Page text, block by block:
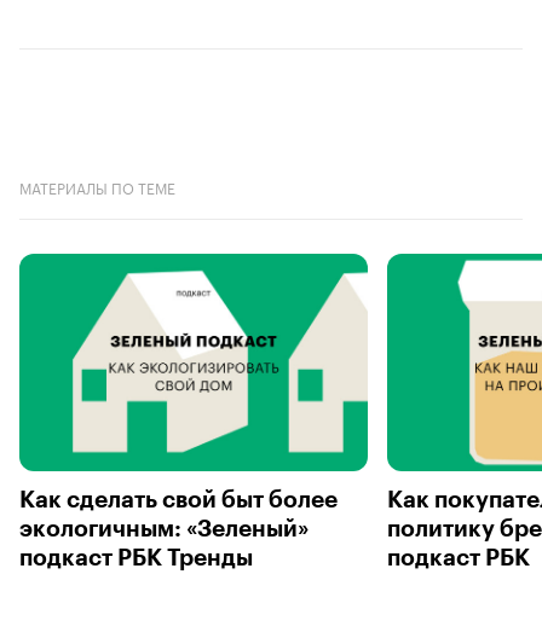
МАТЕРИАЛЫ ПО ТЕМЕ
Как сделать свой быт более
экологичным: «Зеленый»
подкаст РБК Тренды
Как
политику
подкаст РБК